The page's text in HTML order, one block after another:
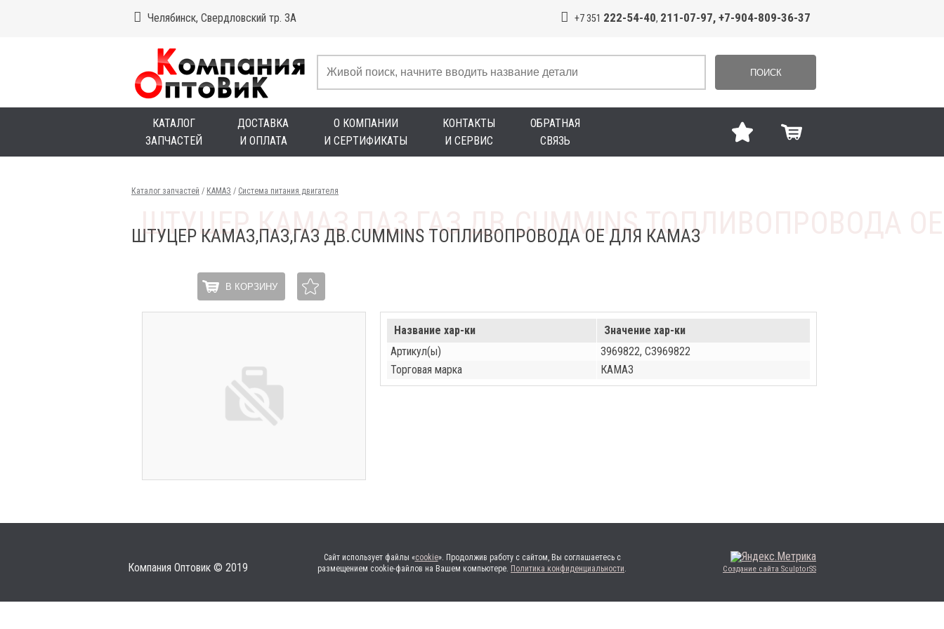
Челябинск, Свердловский тр. 3А +7 351 222-54-40, 211-07-97, +7-904-809-36-37
ПОИСК
КАТАЛОГ
ЗАПЧАСТЕЙ
ДОСТАВКА
И ОПЛАТА
О КОМПАНИИ
И СЕРТИФИКАТЫ
КОНТАКТЫ
И СЕРВИС
ОБРАТНАЯ
СВЯЗЬ
Каталог запчастей / КАМАЗ / Система питания двигателя
ШТУЦЕР КАМАЗ,ПАЗ,ГАЗ ДВ.CUMMINS ТОПЛИВОПРОВОДА OE ДЛЯ КАМАЗ
В КОРЗИНУ
Название хар-ки
Значение хар-ки
Артикул(ы)
3969822, C3969822
Торговая марка
КАМАЗ
Компания Оптовик © 2019
Сайт использует файлы «cookie». Продолжив работу с сайтом, Вы соглашаетесь с
размещением cookie-файлов на Вашем компьютере. Политика конфиденциальности. Создание сайта SculptorSS